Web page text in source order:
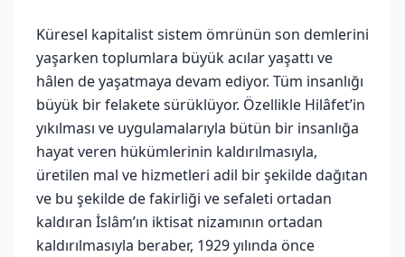
Küresel kapitalist sistem ömrünün son demlerini
yaşarken toplumlara büyük acılar yaşattı ve
hâlen de yaşatmaya devam ediyor. Tüm insanlığı
büyük bir felakete sürüklüyor. Özellikle Hilâfet’in
yıkılması ve uygulamalarıyla bütün bir insanlığa
hayat veren hükümlerinin kaldırılmasıyla,
üretilen mal ve hizmetleri adil bir şekilde dağıtan
ve bu şekilde de fakirliği ve sefaleti ortadan
kaldıran İslâm’ın iktisat nizamının ortadan
kaldırılmasıyla beraber, 1929 yılında önce